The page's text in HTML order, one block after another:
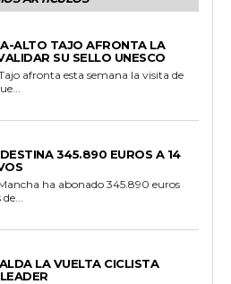
ALTO TAJO AFRONTA LA
SU SELLO UNESCO
afronta esta semana la visita de
345.890 EUROS A 14
ha abonado 345.890 euros
LA VUELTA CICLISTA